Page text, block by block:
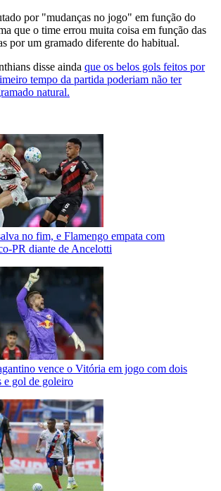
por "mudanças no jogo" em função do
que o time errou muita coisa em função das
por um gramado diferente do habitual.
disse ainda que os belos gols feitos por
tempo da partida poderiam não ter
natural.
no fim, e Flamengo empata com
PR diante de Ancelotti
vence o Vitória em jogo com dois
e gol de goleiro